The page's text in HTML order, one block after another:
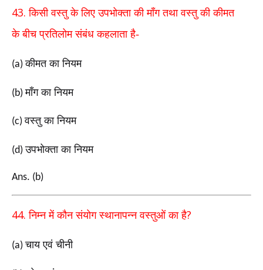
43.किसी वस्तु के लिए उपभोक्ता की माँग तथा वस्तु की कीमत
के बीच प्रतिलोम संबंध कहलाता है-
(a)कीमत का नियम
(b)माँग का नियम
(c)वस्तु का नियम
(d)उपभोक्ता का नियम
Ans. (b)
44.निम्न में कौन संयोग स्थानापन्न वस्तुओं का है?
(a)चाय एवं चीनी